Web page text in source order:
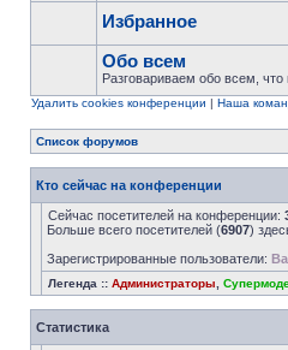
Избранное
Обо всем
Разговариваем обо всем,
Удалить cookies конференции | Наша
Список форумов
Кто сейчас на конференции
Сейчас посетителей на конференции:
Больше всего посетителей (6907)
Зарегистрированные пользователи:
Легенда :: Администраторы
Статистика